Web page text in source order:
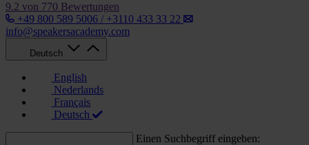
9.2 von 770 Bewertungen
+49 800 589 5006 / +3110 433 33 22
info@speakersacademy.com
Deutsch
English
Nederlands
Français
Deutsch
Einen Suchbegriff eingeben: